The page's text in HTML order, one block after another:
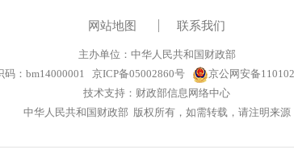
网站地图 联系我们
主办单位：中华人民共和国财政部
码：bm14000001
京ICP备05002860号
京公网安备
技术支持：财政部信息网络中心
中华人民共和国财政部 版权所有，如需转载，请注明来源